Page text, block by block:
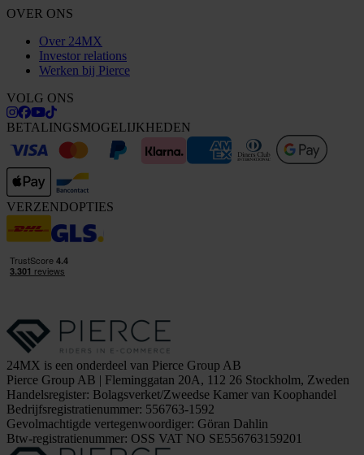
OVER ONS
Over 24MX
Investor relations
Werken bij Pierce
VOLG ONS
BETALINGSMOGELIJKHEDEN
VERZENDOPTIES
24MX is een onderdeel van Pierce Group AB
Pierce Group AB | Fleminggatan 20A, 112 26 Stockholm, Zweden
Handelsregister: Bolagsverket/Zweedse Kamer van Koophandel
Bedrijfsregistratienummer: 556763-1592
Gevolmachtigde vertegenwoordiger: Göran Dahlin
Btw-registratienummer: OSS VAT NO SE556763159201